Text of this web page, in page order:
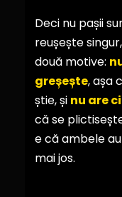
Deci nu pașii
reușește
două motive:
greșește, așa
știe, și nu are
că se
e că ambele
mai jos.